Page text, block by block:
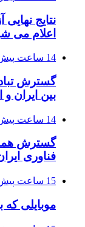
اعلام می
14 ساعت پیش
گسترش
بین ایران و
14 ساعت پیش
گسترش
فناوری
15 ساعت پیش
موبایلی